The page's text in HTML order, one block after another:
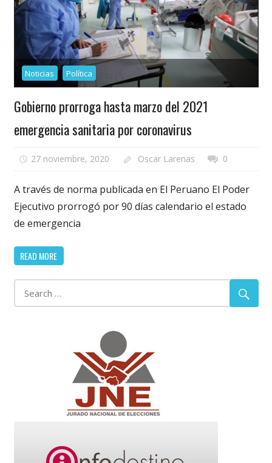
Noticias Política
Gobierno prorroga hasta marzo del 2021
emergencia sanitaria por coronavirus
27 noviembre, 2020 Oscar Larenas 0
A través de norma publicada en El Peruano El Poder
Ejecutivo prorrogó por 90 días calendario el estado
de emergencia
READ MORE